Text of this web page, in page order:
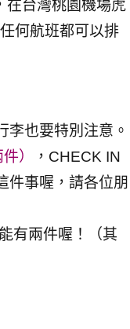
在台灣桃園機場虎
何航班都可以排
李也要特別注意。
）
，CHECK IN
件事喔，請各位朋
有兩件喔！（其